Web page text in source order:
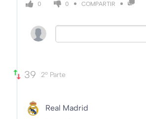
0 0 COMPARTIR
39 2º Parte
Real Madrid